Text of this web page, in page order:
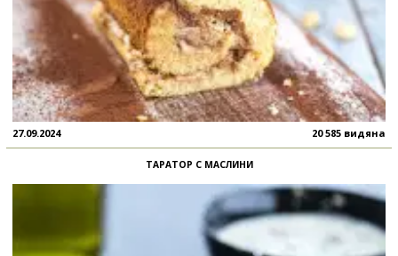
27.09.2024 20 585 видяна
ТАРАТОР С МАСЛИНИ